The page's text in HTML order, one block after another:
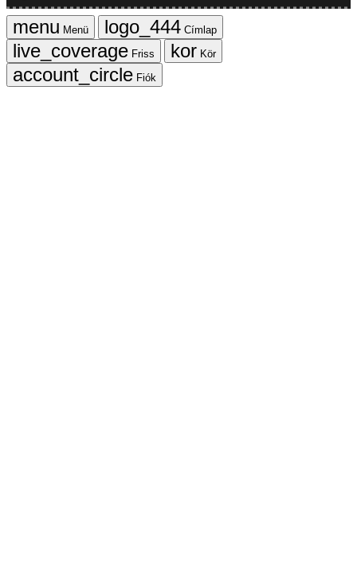
Menü
Címlap
Friss
Kör
Fiók